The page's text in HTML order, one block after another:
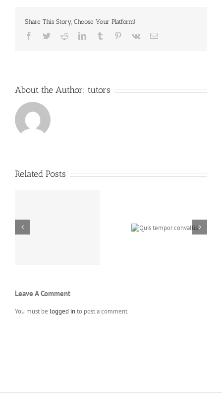
Share This Story, Choose Your Platform!
Facebook
TwitterRedditLinkedInTumblr Pinterest
Vk Email
About the Author: tutors
Related Posts
Sapien ut
Leave A Comment
You must be logged into post a comment.